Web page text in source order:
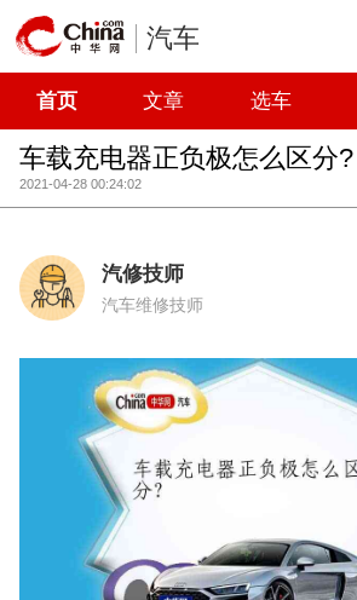
汽车
首页 文章 选车
车载充电器正负极怎么区分?
2021-04-28 00:24:02
汽修技师
汽车维修技师